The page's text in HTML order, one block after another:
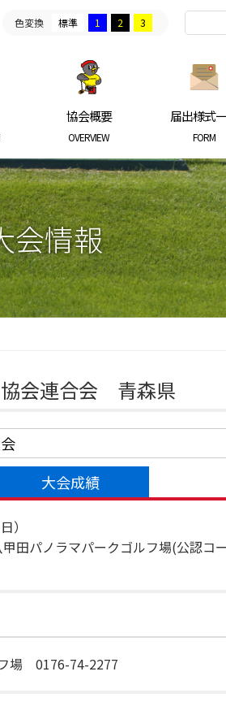
色変換 標準 1 2 3
協会概要
OVERVIEW
届出様式
FORM
会情報
協会連合会 青森県
大会成績
）
パノラマパークゴルフ場(公認コ
場 0176-74-2277